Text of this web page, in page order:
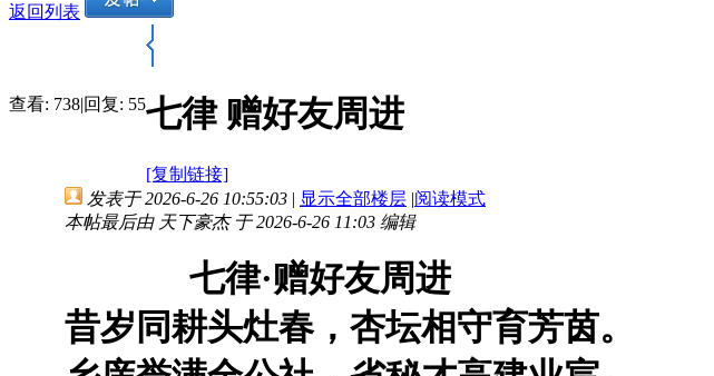
返回列表
查看: 738|回复: 55七律 赠好友周进
[复制链接]
发表于 2026-6-26 10:55:03 | 显示全部楼层 |阅读模式
本帖最后由 天下豪杰 于 2026-6-26 11:03 编辑
七律·赠好友周进
昔岁同耕头灶春，杏坛相守育芳茵。